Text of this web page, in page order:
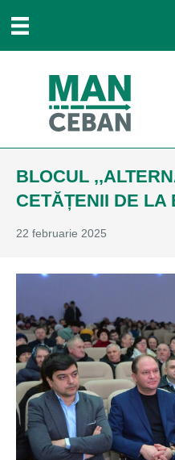
BLOCUL
CETĂȚENII DE LA
22 februarie 2025